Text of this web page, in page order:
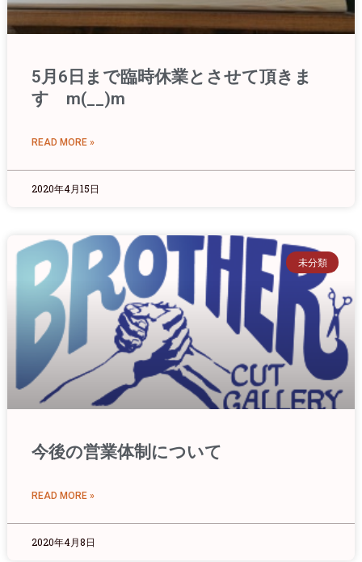
5月6日まで臨時休業とさせて頂きま
す m(__)m
READ MORE »
2020年4月15日
未分類
今後の営業体制について
READ MORE »
2020年4月8日